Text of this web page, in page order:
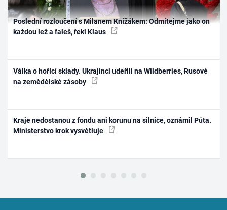
Poslední rozloučení s Milanem Knížákem: Odmítejme jako on
každou lež a faleš, řekl Klaus
Válka o hořící sklady. Ukrajinci udeřili na Wildberries, Rusové
na zemědělské zásoby
Kraje nedostanou z fondu ani korunu na silnice, oznámil Půta.
Ministerstvo krok vysvětluje